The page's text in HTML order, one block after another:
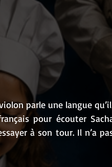
parle une langue
pour écouter
à son tour. Il n’a